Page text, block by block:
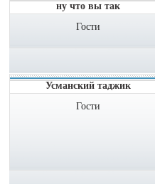
ну что вы так
Гости
Усманский таджик
Гости